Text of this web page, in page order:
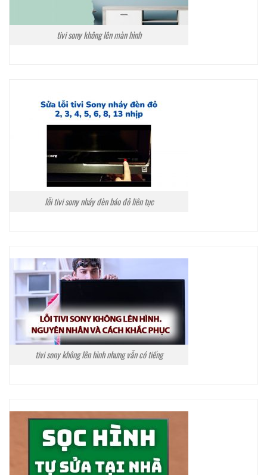
tivi sony không lên màn hình
lỗi tivi sony nháy đèn báo đỏ liên tục
tivi sony không lên hình nhưng vẫn có tiếng